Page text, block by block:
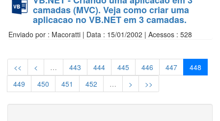
camadas (MVC). Veja como criar uma
aplicacao no VB.NET em 3 camadas.
Enviado por : Macoratti | Data : 15/01/2002 | Acessos : 528
<< < … 443 444 445 446 447
448
449
450 451 452 … > >>